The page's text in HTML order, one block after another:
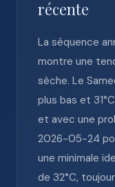
récente
La séquence
montre une
sèche. Le
plus bas et
et avec une
2026-05-24
une minimale
de 32°C,